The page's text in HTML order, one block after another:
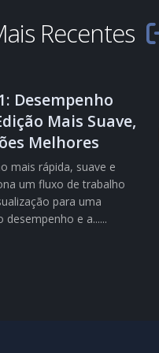
Recentes
Desempenho
Mais Suave,
Melhores
mais rápida, suave e
um fluxo de trabalho
para uma
e a......